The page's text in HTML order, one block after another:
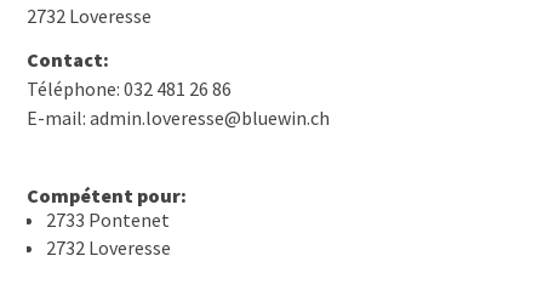
2732 Loveresse
Contact:
Téléphone: 032 481 26 86
E-mail: admin.loveresse@bluewin.ch
Compétent pour:
2733 Pontenet
2732 Loveresse